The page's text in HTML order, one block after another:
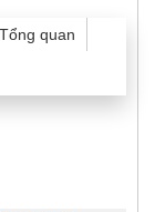
Tổng quan